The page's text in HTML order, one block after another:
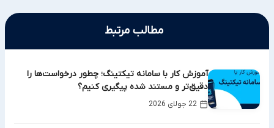
مطالب مرتبط
آموزش کار با سامانه تیکتینگ؛ چطور درخواست‌ها را
دقیق‌تر و مستند شده پیگیری کنیم؟
22 جولای 2026